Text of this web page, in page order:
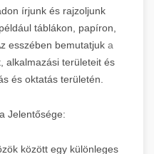
írjunk és rajzoljunk
táblákon, papíron,
esszében bemutatjuk a
alkalmazási területeit és
és oktatás területén.
Jelentősége:
között egy különleges